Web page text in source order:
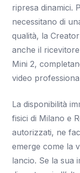
ripresa dinamici.
necessitano di
qualità, la
anche il
Mini 2,
video
La disponibilità
fisici di Milano e
autorizzati, ne
emerge come la
lancio. Se la sua